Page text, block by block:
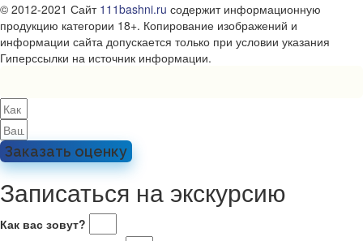
© 2012-2021 Сайт 111bashni.ru содержит информационную
продукцию категории 18+. Копирование изображений и
информации сайта допускается только при условии указания
Гиперссылки на источник информации.
Заказать оценку
Записаться на экскурсию
Как вас зовут?